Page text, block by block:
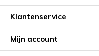
Klantenservice
Mijn account